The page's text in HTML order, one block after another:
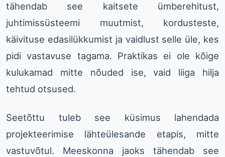
tähendab see kaitsete ümberehitust,
juhtimissüsteemi muutmist, kordusteste,
käivituse edasilükkumist ja vaidlust selle üle, kes
pidi vastavuse tagama. Praktikas ei ole kõige
kulukamad mitte nõuded ise, vaid liiga hilja
tehtud otsused.
Seetõttu tuleb see küsimus lahendada
projekteerimise lähteülesande etapis, mitte
vastuvõtul. Meeskonna jaoks tähendab see